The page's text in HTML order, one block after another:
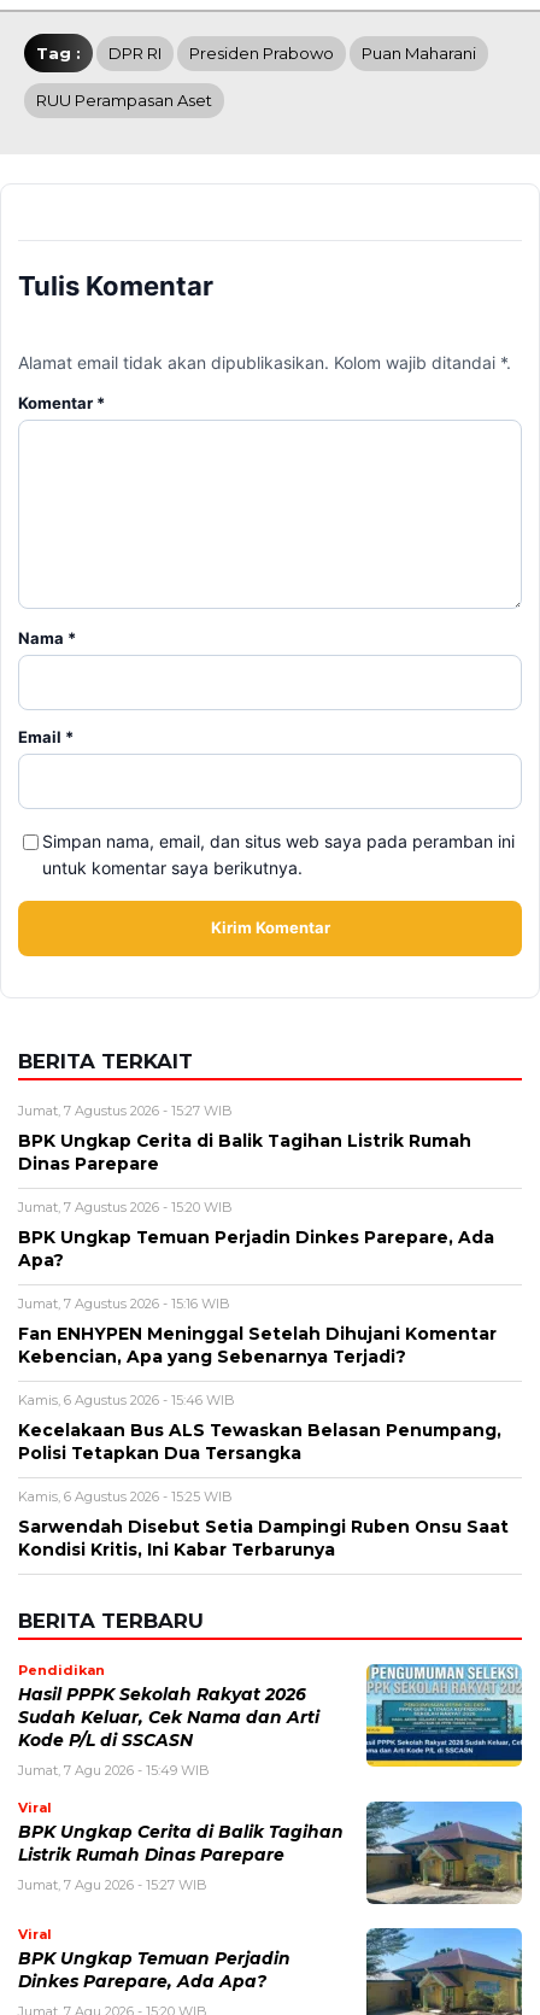
Tag : DPR RI Presiden Prabowo Puan Maharani
RUU Perampasan Aset
Tulis Komentar
Alamat email tidak akan dipublikasikan. Kolom wajib ditandai *.
Komentar
Nama*
Simpan nama, email, dan situs web saya pada peramban ini
untuk komentar saya berikutnya.
BERITA TERKAIT
Jumat, 7 Agustus 2026 - 15:27 WIB
BPK Ungkap Cerita di Balik Tagihan Listrik Rumah